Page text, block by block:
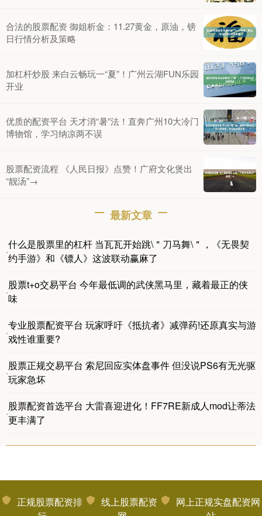
合法的股票配资 御姐析金：11.27黄金，原油，镑
日行情分析及策略
加杠杆炒股 来白云畅玩一“夏”！广州云湖FUN乐园
开业
优质的配资平台 天才消“暑”法！直奔广州10大冷门
博物馆，学习纳凉两不误
股票配资流程 《人民日报》点赞！广府文化煲出
“靓汤”→
最新文章
·
什么是股票里的杠杆 当瓦瓦开始跳\＂刀马舞\＂，《无畏契
约手游》和《镖人》这波联动赢麻了
·
股票t+o交易平台 今年最低调的武侠黑马里，藏着最正的侠
味
·
专业股票配资平台 玩家呼吁《抵抗者》减弹药!还原真实与游
戏性谁重要?
·
股票正规交易平台 索尼回应实体盘事件 但没说PS6有无光驱
玩家急坏
·
股票配资首选平台 大雷喜迎进化！FF7RE新成人mod让蒂法
更丰满了
正规股票配资排
线上股票配资
网上正规实盘配资网